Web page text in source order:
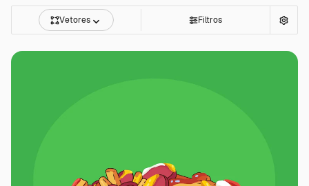
Vetores Filtros